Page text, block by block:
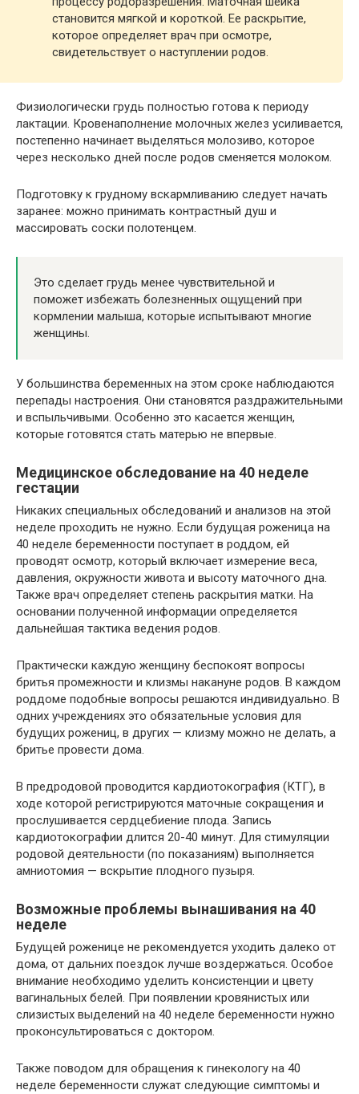
становится мягкой и короткой. Ее раскрытие,
которое определяет врач при осмотре,
свидетельствует о наступлении родов.
Физиологически грудь полностью готова к периоду
лактации. Кровенаполнение молочных желез усиливается,
постепенно начинает выделяться молозиво, которое
через несколько дней после родов сменяется молоком.
Подготовку к грудному вскармливанию следует начать
заранее: можно принимать контрастный душ и
массировать соски полотенцем.
Это сделает грудь менее чувствительной и
поможет избежать болезненных ощущений при
кормлении малыша, которые испытывают многие
женщины.
У большинства беременных на этом сроке наблюдаются
перепады настроения. Они становятся раздражительными
и вспыльчивыми. Особенно это касается женщин,
которые готовятся стать матерью не впервые.
Медицинское обследование на 40 неделе
гестации
Никаких специальных обследований и анализов на этой
неделе проходить не нужно. Если будущая роженица на
40 неделе беременности поступает в роддом, ей
проводят осмотр, который включает измерение веса,
давления, окружности живота и высоту маточного дна.
Также врач определяет степень раскрытия матки. На
основании полученной информации определяется
дальнейшая тактика ведения родов.
Практически каждую женщину беспокоят вопросы
бритья промежности и клизмы накануне родов. В каждом
роддоме подобные вопросы решаются индивидуально. В
одних учреждениях это обязательные условия для
будущих рожениц, в других — клизму можно не делать, а
бритье провести дома.
В предродовой проводится кардиотокография (КТГ), в
ходе которой регистрируются маточные сокращения и
прослушивается сердцебиение плода. Запись
кардиотокографии длится 20-40 минут. Для стимуляции
родовой деятельности (по показаниям) выполняется
амниотомия — вскрытие плодного пузыря.
Возможные проблемы вынашивания на 40
неделе
Будущей роженице не рекомендуется уходить далеко от
дома, от дальних поездок лучше воздержаться. Особое
внимание необходимо уделить консистенции и цвету
вагинальных белей. При появлении кровянистых или
слизистых выделений на 40 неделе беременности нужно
проконсультироваться с доктором.
Также поводом для обращения к гинекологу на 40
неделе беременности служат следующие симптомы и